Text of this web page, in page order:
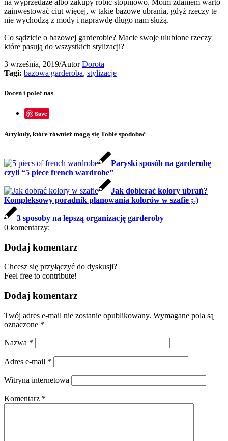
na wyprzedaże albo zakupy robić stopniowo. Moim zdaniem warto
zainwestować ciut więcej, w takie bazowe ubrania, gdyż rzeczy te
nie wychodzą z mody i naprawdę długo nam służą.
Co sądzicie o bazowej garderobie? Macie swoje ulubione rzeczy
które pasują do wszystkich stylizacji?
3 września, 2019/AutorDorota
Tagi: bazowa garderoba, stylizacje
Doceń i poleć nas
Save
Artykuły, które również mogą się Tobie spodobać
Paryski sposób na garderobę
czyli “5 piece french wardrobe”
Jak dobierać kolory ubrań?
Kompleksowy poradnik planowania kolorów w szafie ;-)
3 sposoby na lepszą organizację garderoby
0 komentarzy:
Dodaj komentarz
Chcesz się przyłączyć do dyskusji?
Feel free to contribute!
Dodaj komentarz
Twój adres e-mail nie zostanie opublikowany. Wymagane pola są
oznaczone *
Nazwa *
Adres e-mail *
Witryna internetowa
Komentarz *